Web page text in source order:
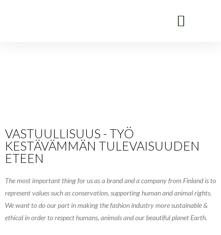
VASTUULLISUUS - TYÖ
KESTÄVÄMMÄN TULEVAISUUDEN
ETEEN
The most important thing for us as a brand and a company from Finland is to
represent values such as conservation, supporting human and animal rights.
We want to do our part in making the fashion industry more sustainable &
ethical in order to respect humans, animals and our beautiful planet Earth.